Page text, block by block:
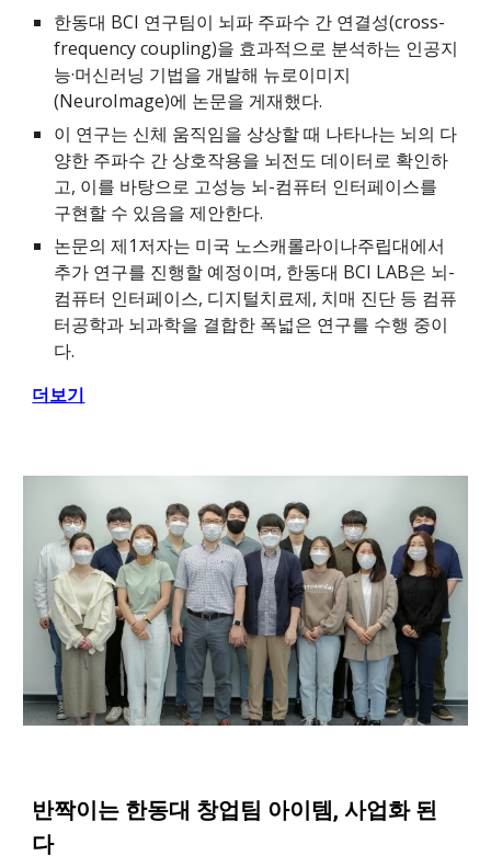
한동대 BCI 연구팀이 뇌파 주파수 간 연결성(cross-
frequency coupling)을 효과적으로 분석하는 인공지
능·머신러닝 기법을 개발해 뉴로이미지
(NeuroImage)에 논문을 게재했다.
이 연구는 신체 움직임을 상상할 때 나타나는 뇌의 다
양한 주파수 간 상호작용을 뇌전도 데이터로 확인하
고, 이를 바탕으로 고성능 뇌-컴퓨터 인터페이스를
구현할 수 있음을 제안한다.
논문의 제1저자는 미국 노스캐롤라이나주립대에서
추가 연구를 진행할 예정이며, 한동대 BCI LAB은 뇌-
컴퓨터 인터페이스, 디지털치료제, 치매 진단 등 컴퓨
터공학과 뇌과학을 결합한 폭넓은 연구를 수행 중이
다.
더보기
반짝이는 한동대 창업팀 아이템, 사업화 된
다